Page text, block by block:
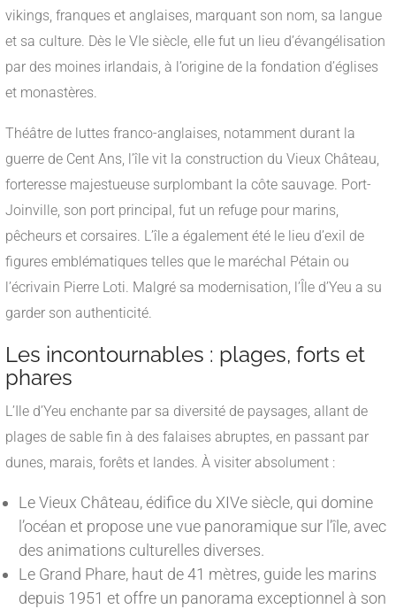
vikings, franques et anglaises, marquant son nom, sa langue
et sa culture. Dès le VIe siècle, elle fut un lieu d’évangélisation
par des moines irlandais, à l’origine de la fondation d’églises
et monastères.
Théâtre de luttes franco-anglaises, notamment durant la
guerre de Cent Ans, l’île vit la construction du Vieux Château,
forteresse majestueuse surplombant la côte sauvage. Port-
Joinville, son port principal, fut un refuge pour marins,
pêcheurs et corsaires. L’île a également été le lieu d’exil de
figures emblématiques telles que le maréchal Pétain ou
l’écrivain Pierre Loti. Malgré sa modernisation, l’Île d’Yeu a su
garder son authenticité.
Les incontournables : plages, forts et
phares
L’Ile d’Yeu enchante par sa diversité de paysages, allant de
plages de sable fin à des falaises abruptes, en passant par
dunes, marais, forêts et landes. À visiter absolument :
Le Vieux Château, édifice du XIVe siècle, qui domine
l’océan et propose une vue panoramique sur l’île, avec
des animations culturelles diverses.
Le Grand Phare, haut de 41 mètres, guide les marins
depuis 1951 et offre un panorama exceptionnel à son